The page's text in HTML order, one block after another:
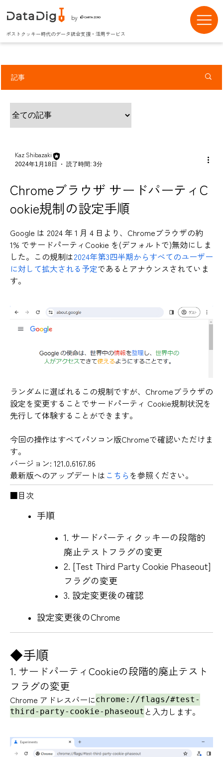
by
ポストクッキー時代のデータ統合支援・活用サービス
記事
Kaz Shibazaki
2024年1月18日 読了時間: 3分
Chromeブラウザ サードパーティC
ookie規制の設定手順
Google は 2024 年 1 月 4 日より、Chromeブラウザの約
1% でサードパーティCookie を(デフォルトで)無効にしま
した。この規制は2024年第3四半期からすべてのユーザー
に対して拡大される予定であるとアナウンスされていま
す。
ランダムに選ばれるこの規制ですが、Chromeブラウザの
設定を変更することでサードパーティ Cookie規制状況を
先行して体験することができます。
今回の操作はすべてパソコン版Chromeで確認いただけま
す。
バージョン: 121.0.6167.86
最新版へのアップデートは こちら を参照ください。
■目次
手順
1. サードパーティクッキーの段階的
廃止テストフラグの変更
2. [Test Third Party Cookie Phaseout]
フラグの変更
3. 設定変更後の確認
設定変更後のChrome
◆手順
1. サードパーティCookieの段階的廃止テスト
フラグの変更
Chrome アドレスバーにchrome://flags/#test-
third-party-cookie-phaseout と入力します。